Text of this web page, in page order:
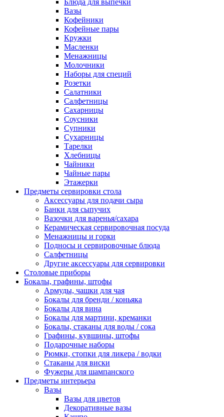
Блюда для выпечки
Вазы
Кофейники
Кофейные пары
Кружки
Масленки
Менажницы
Молочники
Наборы для специй
Розетки
Салатники
Салфетницы
Сахарницы
Соусники
Супники
Сухарницы
Тарелки
Хлебницы
Чайники
Чайные пары
Этажерки
Предметы сервировки стола
Аксессуары для подачи сыра
Банки для сыпучих
Вазочки для варенья/сахара
Керамическая сервировочная посуда
Менажницы и горки
Подносы и сервировочные блюда
Салфетницы
Другие аксессуары для сервировки
Столовые приборы
Бокалы, графины, штофы
Армуды, чашки для чая
Бокалы для бренди / коньяка
Бокалы для вина
Бокалы для мартини, креманки
Бокалы, стаканы для воды / сока
Графины, кувшины, штофы
Подарочные наборы
Рюмки, стопки для ликера / водки
Стаканы для виски
Фужеры для шампанского
Предметы интерьера
Вазы
Вазы для цветов
Декоративные вазы